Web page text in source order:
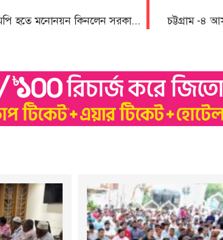
সীতাকুণ্ডে এবার এমপি হতে মনোনয়ন কিনলেন সরকারী কর্মচারী চট্টগ্রাম -৪